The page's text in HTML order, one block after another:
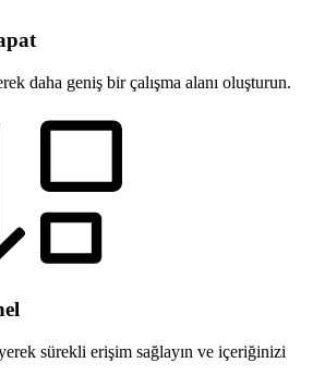
daha geniş bir çalışma alanı oluşturun.
sürekli erişim sağlayın ve içeriğinizi